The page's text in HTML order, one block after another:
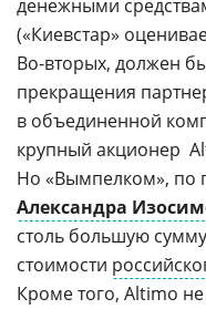
денежными
(«Киевстар»
Во-вторых, должен
прекращения
в объединенной
крупный акционер 
Но «Вымпелком», по
Александра
столь большую
стоимости
Кроме того, Altimo